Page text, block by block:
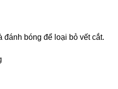
bóng để loại bỏ vết cắt.